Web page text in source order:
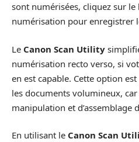
sont numérisées, cliquez sur
numérisation pour enregistrer
Le Canon Scan Utility
numérisation recto verso, si
en est capable. Cette option
les documents volumineux,
manipulation et d’assemblage
En utilisant le Canon Scan